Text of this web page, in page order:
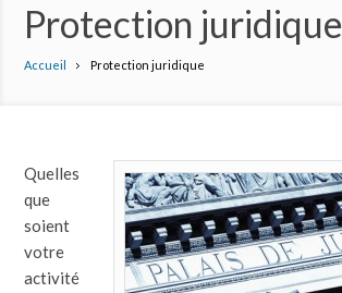
Protection juridique
Accueil Protection juridique
Quelles
que
soient
votre
activité